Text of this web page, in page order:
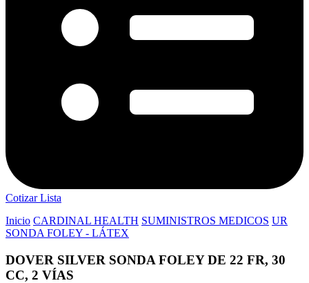
Cotizar Lista
Inicio CARDINAL HEALTH SUMINISTROS MEDICOS UR
SONDA FOLEY - LÁTEX
DOVER SILVER SONDA FOLEY DE 22 FR, 30
CC, 2 VÍAS